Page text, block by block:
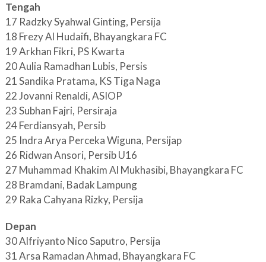
Tengah
17 Radzky Syahwal Ginting, Persija
18 Frezy Al Hudaifi, Bhayangkara FC
19 Arkhan Fikri, PS Kwarta
20 Aulia Ramadhan Lubis, Persis
21 Sandika Pratama, KS Tiga Naga
22 Jovanni Renaldi, ASIOP
23 Subhan Fajri, Persiraja
24 Ferdiansyah, Persib
25 Indra Arya Perceka Wiguna, Persijap
26 Ridwan Ansori, Persib U16
27 Muhammad Khakim Al Mukhasibi, Bhayangkara FC
28 Bramdani, Badak Lampung
29 Raka Cahyana Rizky, Persija
Depan
30 Alfriyanto Nico Saputro, Persija
31 Arsa Ramadan Ahmad, Bhayangkara FC